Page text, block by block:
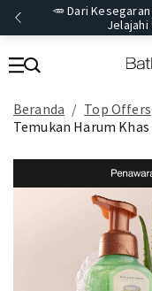
🥕 Dari
Beranda Top Offers
Temukan Harum Khas